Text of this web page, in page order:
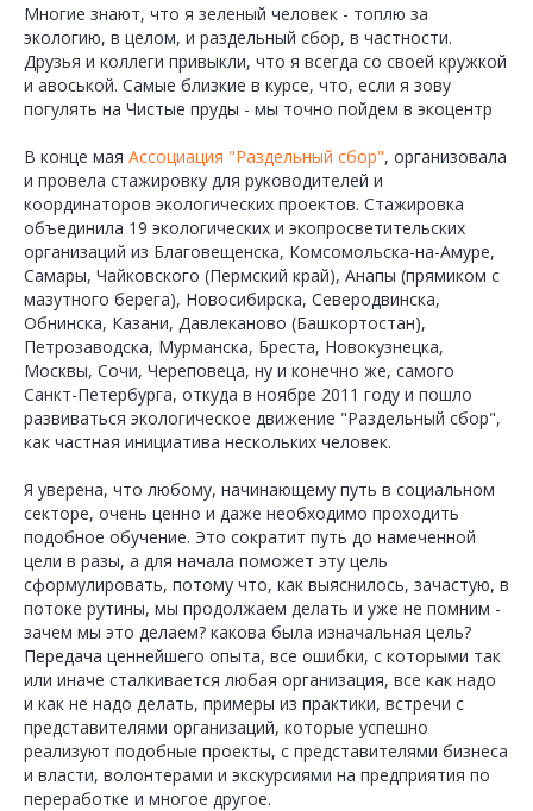
Многие знают, что я зеленый человек - топлю за
экологию, в целом, и раздельный сбор, в частности.
Друзья и коллеги привыкли, что я всегда со своей кружкой
и авоськой. Самые близкие в курсе, что, если я зову
погулять на Чистые пруды - мы точно пойдем в экоцентр
В конце мая Ассоциация "Раздельный сбор", организовала
и провела стажировку для руководителей и
координаторов экологических проектов. Стажировка
объединила 19 экологических и экопросветительских
организаций из Благовещенска, Комсомольска-на-Амуре,
Самары, Чайковского (Пермский край), Анапы (прямиком с
мазутного берега), Новосибирска, Северодвинска,
Обнинска, Казани, Давлеканово (Башкортостан),
Петрозаводска, Мурманска, Бреста, Новокузнецка,
Москвы, Сочи, Череповеца, ну и конечно же, самого
Санкт-Петербурга, откуда в ноябре 2011 году и пошло
развиваться экологическое движение "Раздельный сбор",
как частная инициатива нескольких человек.
Я уверена, что любому, начинающему путь в социальном
секторе, очень ценно и даже необходимо проходить
подобное обучение. Это сократит путь до намеченной
цели в разы, а для начала поможет эту цель
сформулировать, потому что, как выяснилось, зачастую, в
потоке рутины, мы продолжаем делать и уже не помним -
зачем мы это делаем? какова была изначальная цель?
Передача ценнейшего опыта, все ошибки, с которыми так
или иначе сталкивается любая организация, все как надо
и как не надо делать, примеры из практики, встречи с
представителями организаций, которые успешно
реализуют подобные проекты, с представителями бизнеса
и власти, волонтерами и экскурсиями на предприятия по
переработке и многое другое.